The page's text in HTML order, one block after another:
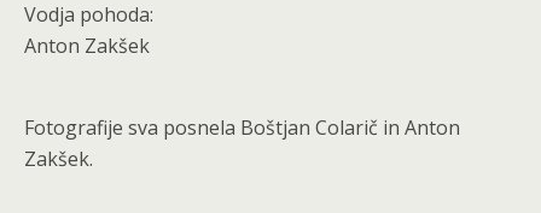
Vodja pohoda:
Anton Zakšek
Fotografije sva posnela Boštjan Colarič in Anton
Zakšek.